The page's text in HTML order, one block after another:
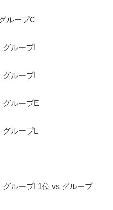
ループC
ループI
ループI
ループE
ループL
ループI 1位 vs グループ